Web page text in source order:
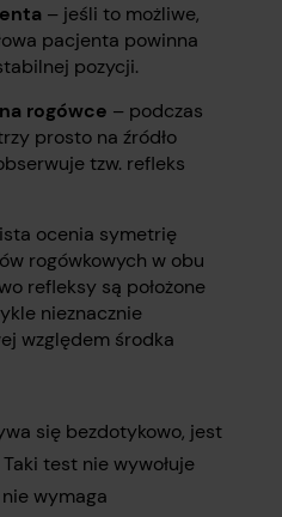
– jeśli to możliwe,
pacjenta powinna
pozycji.
rogówce – podczas
prosto na źródło
tzw. refleks
ocenia symetrię
rogówkowych w obu
refleksy są położone
nieznacznie
względem środka
się bezdotykowo, jest
test nie wywołuje
wymaga